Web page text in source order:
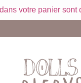
votre panier